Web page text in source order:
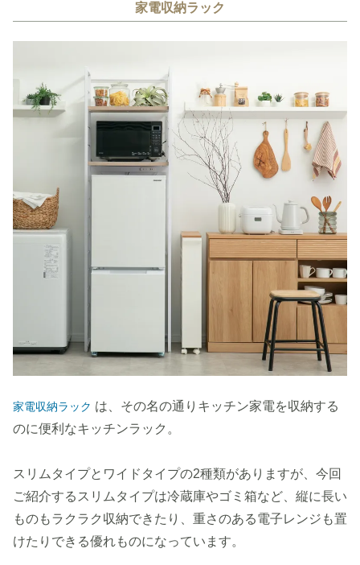
家電収納ラック
家電収納ラック は、その名の通りキッチン家電を収納する
のに便利なキッチンラック。
スリムタイプとワイドタイプの2種類がありますが、今回
ご紹介するスリムタイプは冷蔵庫やゴミ箱など、縦に長い
ものもラクラク収納できたり、重さのある電子レンジも置
けたりできる優れものになっています。